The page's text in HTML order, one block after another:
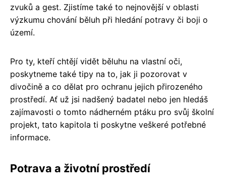
zvuků a gest. Zjistíme také to nejnovější v oblasti
výzkumu chování běluh při hledání potravy či boji o
území.
Pro ty, kteří chtějí vidět běluhu na vlastní oči,
poskytneme také tipy na to, jak ji pozorovat v
divočině a co dělat pro ochranu jejich přirozeného
prostředí. Ať už jsi nadšený badatel nebo jen hledáš
zajímavosti o tomto nádherném ptáku pro svůj školní
projekt, tato kapitola ti poskytne veškeré potřebné
informace.
Potrava a životní prostředí